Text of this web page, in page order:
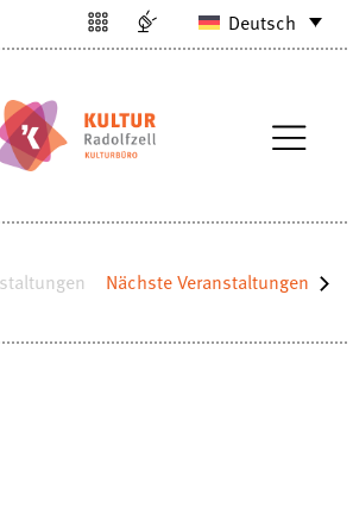
Deutsch
NächsteVeranstaltungen